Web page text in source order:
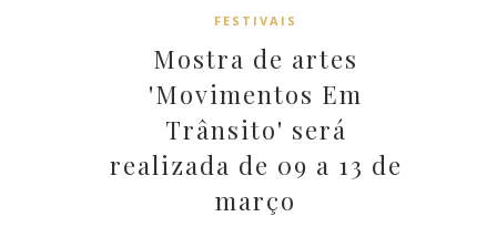
FESTIVAIS
Mostra de artes
'Movimentos Em
Trânsito' será
realizada de 09 a 13 de
março